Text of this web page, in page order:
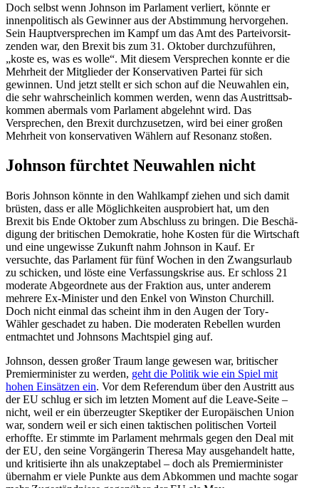
Doch selbst wenn Johnson im Parlament verliert, könnte er
innen­po­li­tisch als Gewinner aus der Abstimmung hervor­gehen.
Sein Haupt­ver­sprechen im Kampf um das Amt des Partei­vor­sit­
zenden war, den Brexit bis zum 31. Oktober durch­zu­führen,
„koste es, was es wolle“. Mit diesem Versprechen konnte er die
Mehrheit der Mitglieder der Konser­va­tiven Partei für sich
gewinnen. Und jetzt stellt er sich schon auf die Neuwahlen ein,
die sehr wahrscheinlich kommen werden, wenn das Austritts­ab­
kommen abermals vom Parlament abgelehnt wird. Das
Versprechen, den Brexit durch­zu­setzen, wird bei einer großen
Mehrheit von konser­va­tiven Wählern auf Resonanz stoßen.
Johnson fürchtet Neuwahlen nicht
Boris Johnson könnte in den Wahlkampf ziehen und sich damit
brüsten, dass er alle Möglich­keiten auspro­biert hat, um den
Brexit bis Ende Oktober zum Abschluss zu bringen. Die Beschä­
digung der briti­schen Demokratie, hohe Kosten für die Wirtschaft
und eine ungewisse Zukunft nahm Johnson in Kauf. Er
versuchte, das Parlament für fünf Wochen in den Zwangs­urlaub
zu schicken, und löste eine Verfas­sungs­krise aus. Er schloss 21
moderate Abgeordnete aus der Fraktion aus, unter anderem
mehrere Ex-Minister und den Enkel von Winston Churchill.
Doch nicht einmal das scheint ihm in den Augen der Tory-
Wähler geschadet zu haben. Die moderaten Rebellen wurden
entmachtet und Johnsons Macht­spiel ging auf.
Johnson, dessen großer Traum lange gewesen war, briti­scher
Premier­mi­nister zu werden, geht die Politik wie ein Spiel mit
hohen Einsätzen ein. Vor dem Referendum über den Austritt aus
der EU schlug er sich im letzten Moment auf die Leave-Seite –
nicht, weil er ein überzeugter Skeptiker der Europäi­schen Union
war, sondern weil er sich einen takti­schen politi­schen Vorteil
erhoffte. Er stimmte im Parlament mehrmals gegen den Deal mit
der EU, den seine Vorgän­gerin Theresa May ausge­handelt hatte,
und kriti­sierte ihn als unakzep­tabel – doch als Premier­mi­nister
übernahm er viele Punkte aus dem Abkommen und machte sogar